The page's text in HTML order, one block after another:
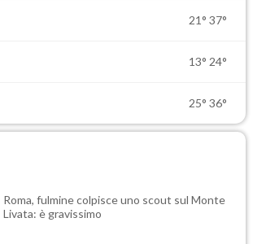
21° 37°
13° 24°
25° 36°
Roma, fulmine colpisce uno scout sul Monte
Livata: è gravissimo